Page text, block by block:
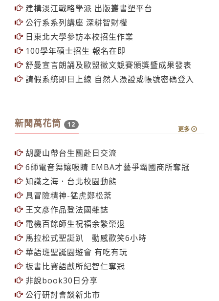
教學優良教師與教材 100位獲獎勵
國科會計畫案 本校通過率52.5%
上海市教育委員會 觀摩安全校園
保險系圓桌論壇 CEO齊聚
建構淡江戰略學派 出版叢書塑平台
公行系系列講座 深耕智財權
舒曼宣言朗誦及歐盟徵文競賽頒獎暨成果發表
請假系統即日上線 自然人憑證或帳號密碼登入
新聞萬花筒 12
胡慶山帶台生團赴日交流
6師電音舞孃吸睛 EMBA才藝爭霸國商所奪冠
知識之海．台北校園動態
具冒險精神-猛虎鄭松棻
王文彥作品登法國雜誌
電機百餘師生祝福余繁榮退
馬拉松式聖誕趴 動感歡笑6小時